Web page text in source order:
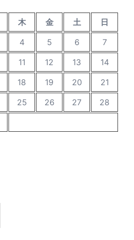
木 金 土
日
4 5 6
7
11 12 13
14
18 19 20
21
25 26 27
28